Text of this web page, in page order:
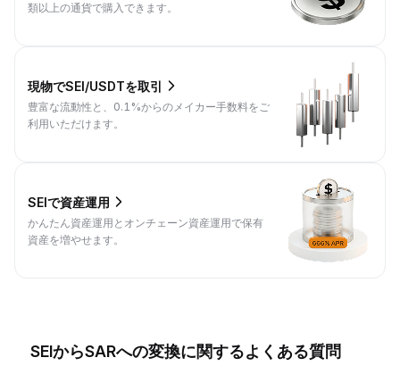
類以上の通貨で購入できます。
現物でSEI/USDTを取引
豊富な流動性と、0.1%からのメイカー手数料をご
利用いただけます。
SEIで資産運用
かんたん資産運用とオンチェーン資産運用で保有
資産を増やせます。
SEIからSARへの変換に関するよくある質問